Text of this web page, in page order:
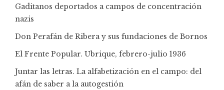
Gaditanos deportados a campos de concentración
nazis
Don Perafán de Ribera y sus fundaciones de Bornos
El Frente Popular. Ubrique, febrero-julio 1936
Juntar las letras. La alfabetización en el campo: del
afán de saber a la autogestión